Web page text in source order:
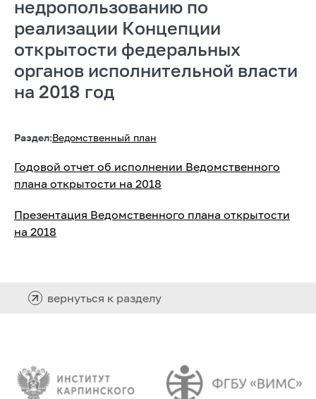
недропользованию по
реализации Концепции
открытости федеральных
органов исполнительной власти
на 2018 год
Раздел:Ведомственный план
Годовой отчет об исполнении Ведомственного
плана открытости на 2018
Презентация Ведомственного плана открытости
на 2018
вернуться к разделу